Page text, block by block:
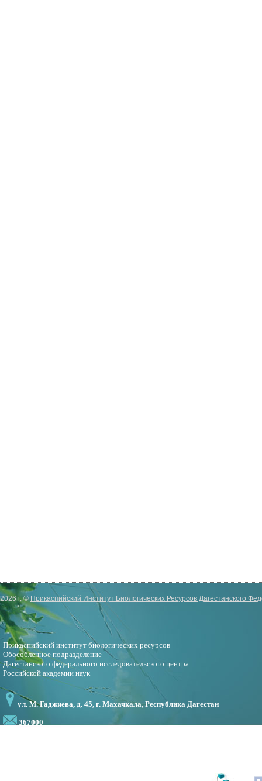
2026 г. ©Прикаспийский Институт Биологических Ресурсов Дагестанского
Прикаспийский институт биологических ресурсов
Обособленное подразделение
Дагестанского федерального исследовательского центра
Российской академии наук
ул. М. Гаджиева, д. 45, г. Махачкала, Республика Дагестан
367000